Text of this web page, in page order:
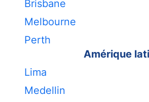
Brisbane
Melbourne
Perth
Amérique
Lima
Medellin